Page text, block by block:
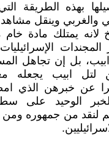
بهذه الطريقة
والغربي وينقل
لانه يمتلك مادة
بل إن تجاهل
لتل ابيب يجعله
عن خبرهن الذي
الخبر الوحيد على
لنقد من جمهوره ومن